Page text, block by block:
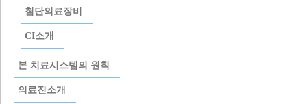
첨단의료장비
CI소개
본 치료시스템의 원칙
의료진소개